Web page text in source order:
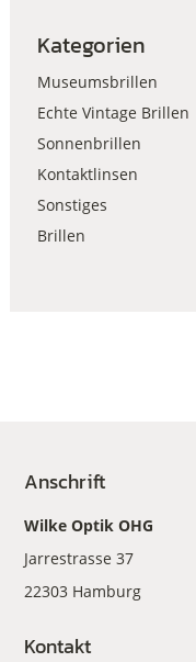
Kategorien
Museumsbrillen
Echte Vintage Brillen
Sonnenbrillen
Kontaktlinsen
Sonstiges
Brillen
Anschrift
Wilke Optik OHG
Jarrestrasse 37
22303 Hamburg
Kontakt